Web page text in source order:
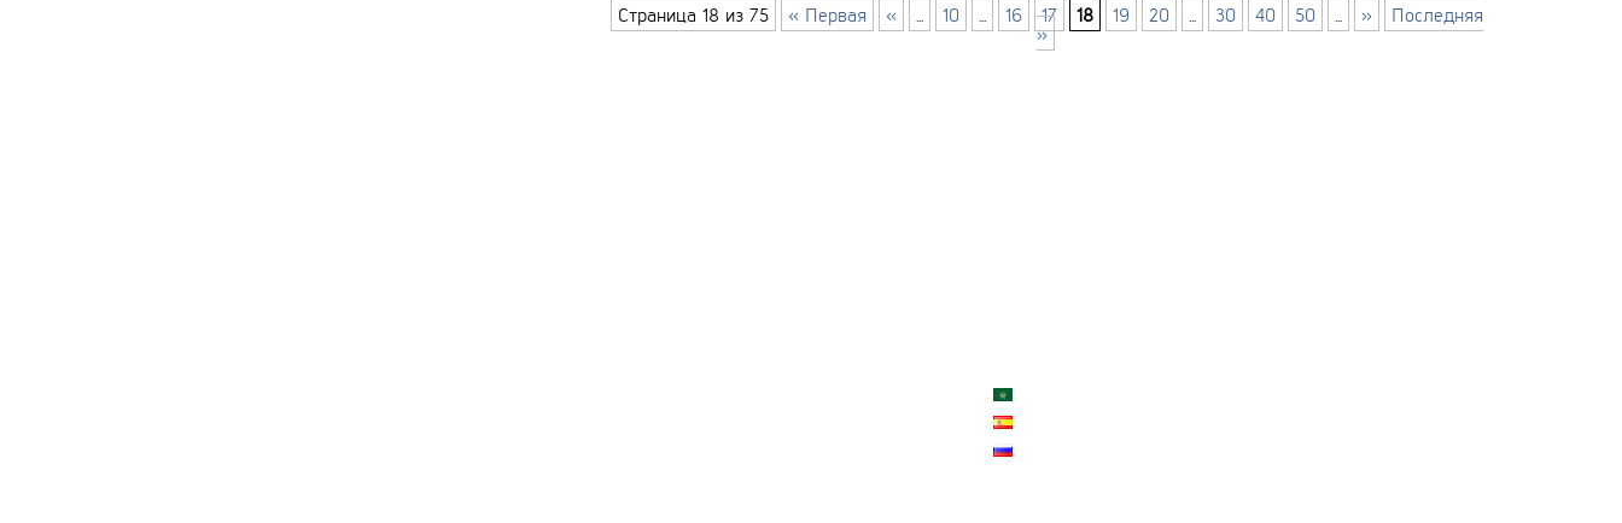
Страница 18 из 75 « Первая « 10 16 17 18 19 20 30 40 50 » Последняя
»